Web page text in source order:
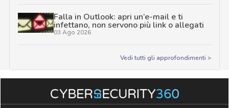
Falla in Outlook: apri un’e-mail e ti
infettano, non servono più link o allegati
03 Ago 2026
Vedi tutti gli approfondimenti >